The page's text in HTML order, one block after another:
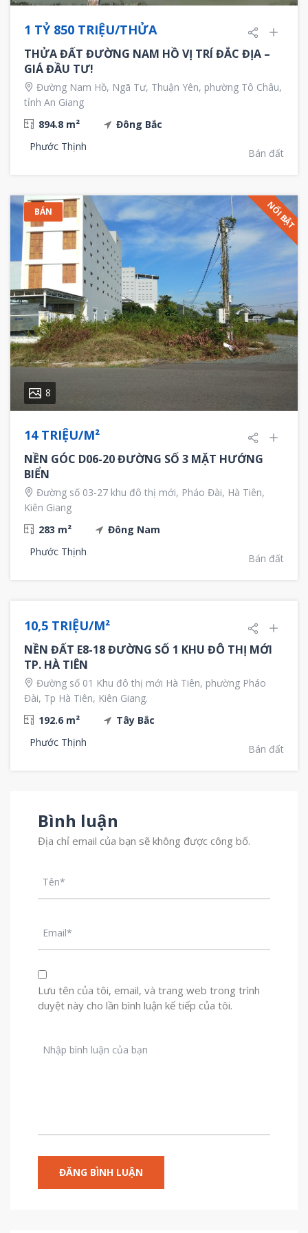
1 TỶ 850 TRIỆU/THỬA
THỬA ĐẤT ĐƯỜNG NAM HỒ VỊ TRÍ ĐẮC ĐỊA –
GIÁ ĐẦU TƯ!
Đường Nam Hồ, Ngã Tư, Thuận Yên, phường Tô Châu,
tỉnh An Giang
894.8 m²
Đông Bắc
Phước Thịnh
Bán đất
BÁN NỔI BẬT
8
14 TRIỆU/M²
NỀN GÓC D06-20 ĐƯỜNG SỐ 3 MẶT HƯỚNG
BIỂN
Đường số 03-27 khu đô thị mới, Pháo Đài, Hà Tiên,
Kiên Giang
283 m²
Đông Nam
Phước Thịnh
Bán đất
NỔI BẬT
10,5 TRIỆU/M²
NỀN ĐẤT E8-18 ĐƯỜNG SỐ 1 KHU ĐÔ THỊ MỚI
TP. HÀ TIÊN
Đường số 01 Khu đô thị mới Hà Tiên, phường Pháo
Đài, Tp Hà Tiên, Kiên Giang.
192.6 m²
Tây Bắc
Phước Thịnh
Bán đất
Bình luận
Địa chỉ email của bạn sẽ không được công bố.
Lưu tên của tôi, email, và trang web trong trình
duyệt này cho lần bình luận kế tiếp của tôi.